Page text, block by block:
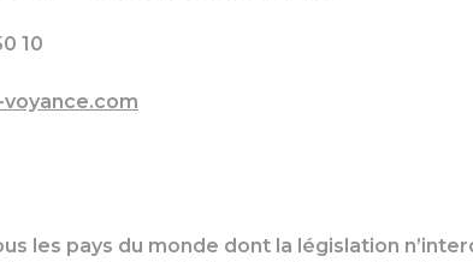
10
les pays du monde dont la législation